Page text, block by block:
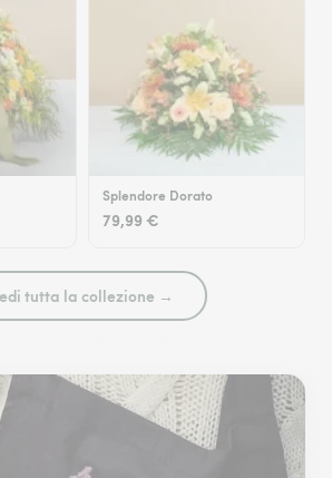
Splendore Dorato
79,99 €
tutta la collezione →